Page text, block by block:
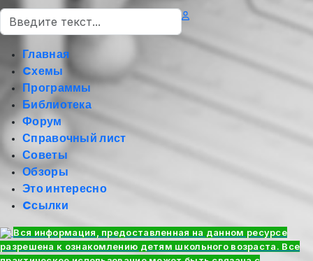
Поиск
Главная
Cхемы
Программы
Библиотека
Форум
Справочный лист
Советы
Обзоры
Это интересно
Cсылки
Вся информация, предоставленная на данном ресурсе
разрешена к ознакомлению детям школьного возраста. Все